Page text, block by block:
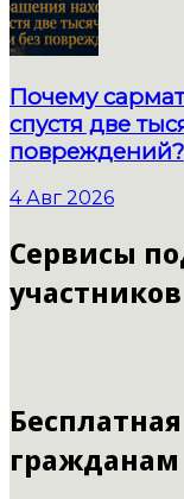
Почему
спустя две
повреждений?
4 Авг 2026
Сервисы
гражданам